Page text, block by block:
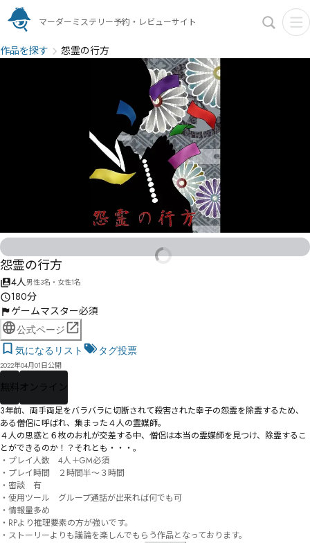
マーダーミステリー予約・レビューサイト
作品を探す 怨霊の行方
怨霊の行方
4人男性3名・女性1名
180分
ゲームマスター必須
公式ページ
気になるリスト
タグ投票
2022年04月01日公開
無料 オンライン
3年前、両手両足をバラバラに切断されて殺害された幸子の怨霊を除霊するため、
ある僧侶に呼ばれ、集まった４人の霊媒師。
４人の思惑と６枚のお札が交差する中、僧侶は本当の霊媒師を見つけ、除霊するこ
とができるのか！？それとも・・・。
・プレイ人数　4人＋GM必須
・プレイ時間　２時間半～３時間
・密談　有
・使用ツール　グループ通話が出来れば何でも可
・情報量多め
・RPより推理要素の方が強いです。
・ストーリーよりも議論を楽しんでもらう作品となっております。